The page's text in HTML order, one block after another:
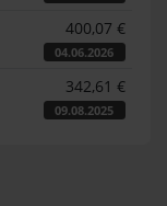
400,07 €
04.06.2026
342,61 €
09.08.2025